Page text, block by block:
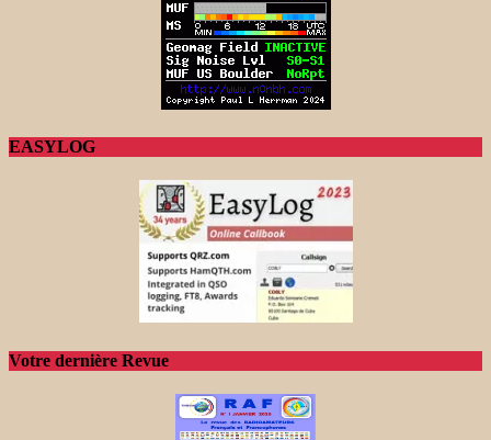
EASYLOG
Votre dernière Revue